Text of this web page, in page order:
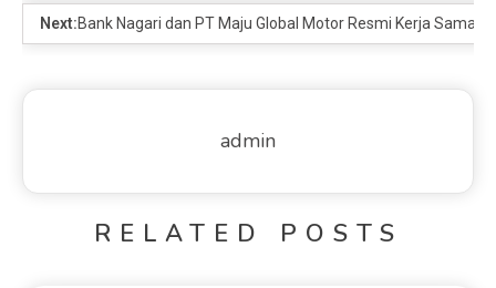
Next:Bank Nagari dan PT Maju Global Motor Resmi Kerja Sama,
admin
RELATED POSTS